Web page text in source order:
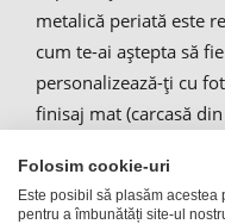
metalică periată este
cum te-ai aștepta să
personalizează-ți cu
finisaj mat (carcasă
Folosim cookie-uri
Este posibil să plasăm acestea
pentru a îmbunătăți site-ul